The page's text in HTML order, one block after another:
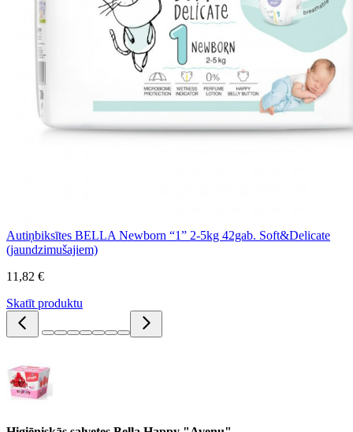
Autiņbiksītes BELLA Newborn “1” 2-5kg 42gab. Soft&Delicate
(jaundzimušajiem)
11,82 €
Skatīt produktu